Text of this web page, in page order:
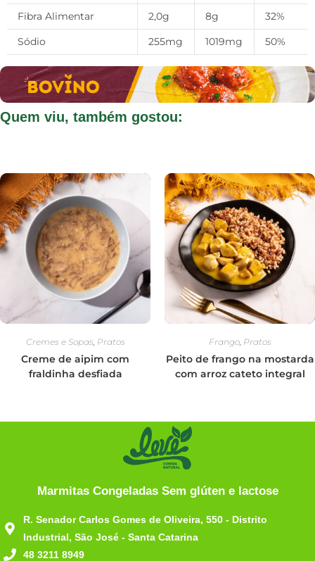
Fibra Alimentar
2,0g 8g
32%
Sódio
255mg 1019mg 50%
Quem viu, também gostou:
Cremes e Sopas, Pratos
Creme de aipim com
fraldinha desfiada
Frango, Pratos
Peito de frango na mostarda
com arroz cateto integral
Marmitas Congeladas Sem glúten e lactose
R. Senador Carlos Gomes de Oliveira, 550 - Distrito
Industrial, São José - Santa Catarina
48 3211 8949